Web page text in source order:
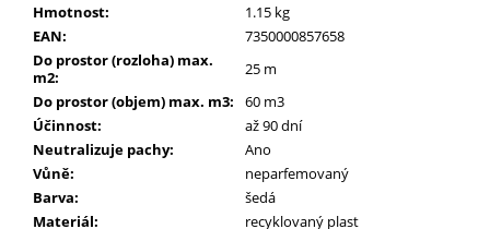
Hmotnost:
1.15 kg
EAN:
7350000857658
Do prostor (rozloha) max.
m2:
25 m
Do prostor (objem) max. m3:
60 m3
Účinnost:
až 90 dní
Neutralizuje pachy:
Ano
Vůně:
neparfemovaný
Barva:
šedá
Materiál:
recyklovaný plast